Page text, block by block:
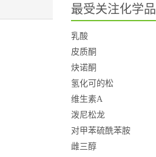
最受关注化学品
乳酸
皮质酮
炔诺酮
氢化可的松
维生素A
泼尼松龙
对甲苯硫酰苯胺
雌三醇